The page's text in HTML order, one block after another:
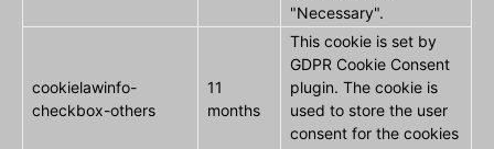
"Necessary".
cookielawinfo-
checkbox-others
11
months
This cookie is set by
GDPR Cookie Consent
plugin. The cookie is
used to store the user
consent for the cookies